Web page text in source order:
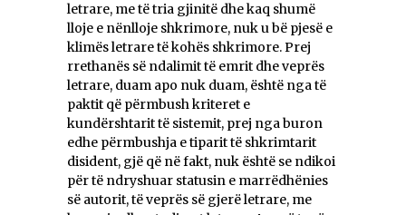
letrare, me të tria gjinitë dhe kaq shumë
lloje e nënlloje shkrimore, nuk u bë pjesë e
klimës letrare të kohës shkrimore. Prej
rrethanës së ndalimit të emrit dhe veprës
letrare, duam apo nuk duam, është nga të
paktit që përmbush kriteret e
kundërshtarit të sistemit, prej nga buron
edhe përmbushja e tiparit të shkrimtarit
disident, gjë që në fakt, nuk është se ndikoi
për të ndryshuar statusin e marrëdhënies
së autorit, të veprës së gjerë letrare, me